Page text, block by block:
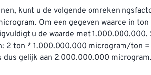
kunt u de volgende
Om een ​​gegeven waarde in ton
u de waarde met 1.000.000.000.
2 ton * 1.000.000.000 microgram/ton =
gelijk aan 2.000.000.000 microgram.